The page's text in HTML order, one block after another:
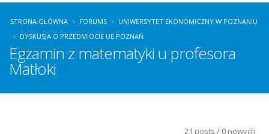
STRONA GŁÓWNA FORUMS
UNIWERSYTET EKONOMICZNY W POZNANIU
DYSKUSJA O PRZEDMIOCIE UE POZNAŃ
Egzamin z matematyki u profesora
Matłoki
21 posts / 0 nowych